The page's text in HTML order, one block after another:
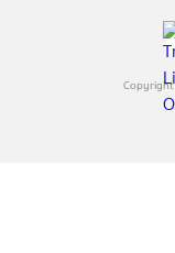
Copyright